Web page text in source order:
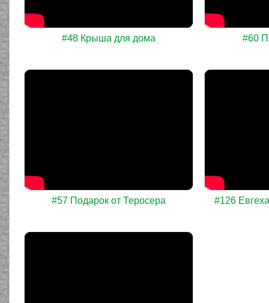
#48 Крыша для дома #60
#57 Подарок от Теросера #126